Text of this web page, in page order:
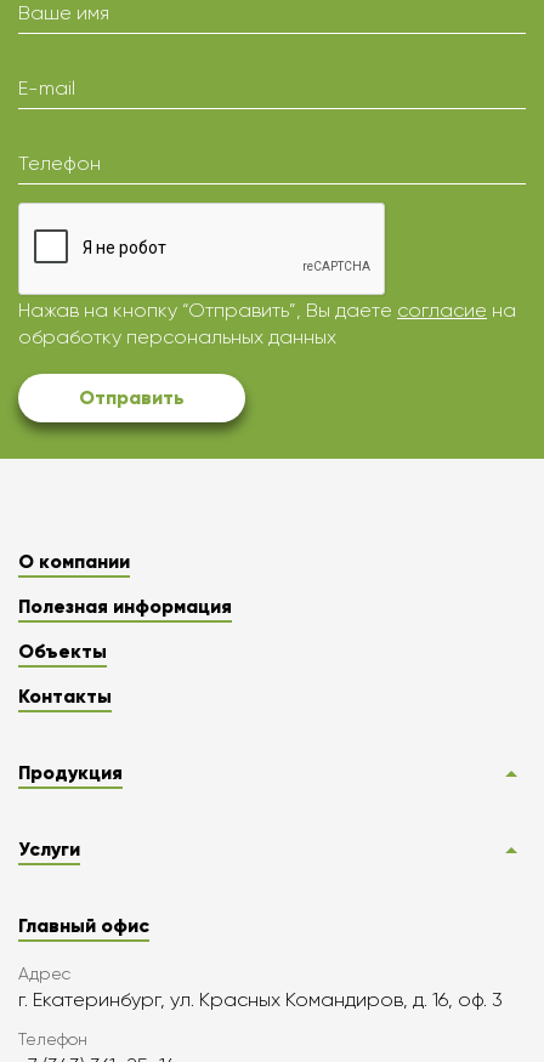
Ваше имя
E-mail
Телефон
Нажав на кнопку “Отправить”, Вы даете согласие на
обработку персональных данных
Отправить
О компании
Полезная информация
Объекты
Контакты
Продукция
Услуги
Главный офис
Адрес
г. Екатеринбург, ул. Красных Командиров, д. 16, оф. 3
Телефон